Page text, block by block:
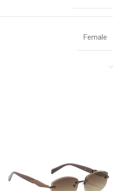
Female